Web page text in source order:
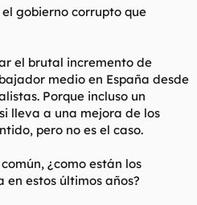
gobierno corrupto que
el brutal incremento de
medio en España desde
Porque incluso un
lleva a una mejora de los
pero no es el caso.
¿como están los
en estos últimos años?